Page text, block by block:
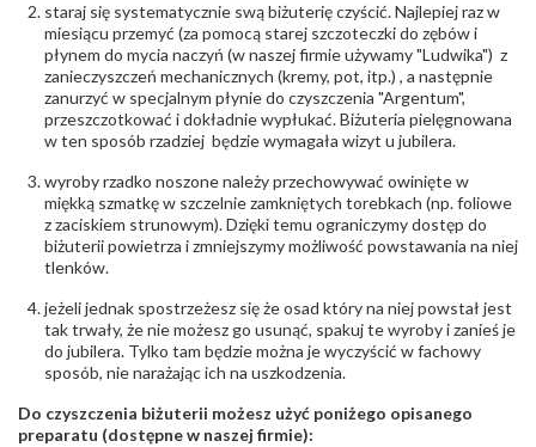
staraj się systematycznie swą biżuterię czyścić. Najlepiej raz w
miesiącu przemyć (za pomocą starej szczoteczki do zębów i
płynem do mycia naczyń (w naszej firmie używamy "Ludwika") z
zanieczyszczeń mechanicznych (kremy, pot, itp.) , a następnie
zanurzyć w specjalnym płynie do czyszczenia "Argentum",
przeszczotkować i dokładnie wypłukać. Biżuteria pielęgnowana
w ten sposób rzadziej będzie wymagała wizyt u jubilera.
wyroby rzadko noszone należy przechowywać owinięte w
miękką szmatkę w szczelnie zamkniętych torebkach (np. foliowe
z zaciskiem strunowym). Dzięki temu ograniczymy dostęp do
biżuterii powietrza i zmniejszymy możliwość powstawania na niej
tlenków.
jeżeli jednak spostrzeżesz się że osad który na niej powstał jest
tak trwały, że nie możesz go usunąć, spakuj te wyroby i zanieś je
do jubilera. Tylko tam będzie można je wyczyścić w fachowy
sposób, nie narażając ich na uszkodzenia.
Do czyszczenia biżuterii możesz użyć poniżego opisanego
preparatu (dostępne w naszej firmie):